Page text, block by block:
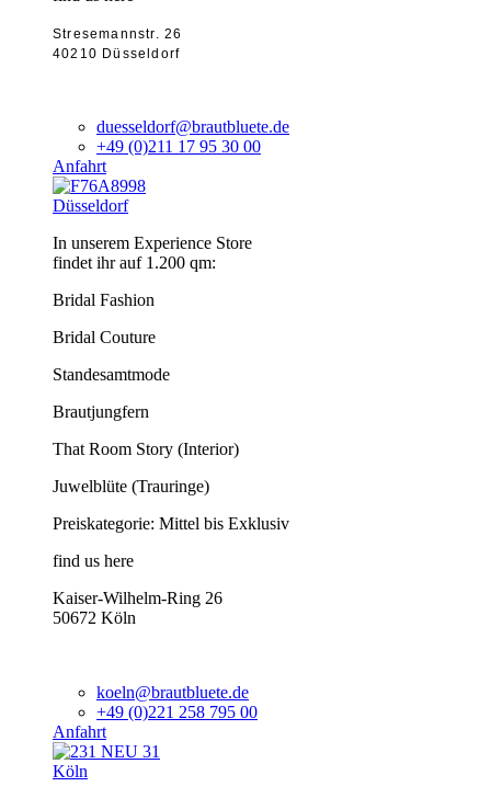
Stresemannstr. 26
40210 Düsseldorf
duesseldorf@brautbluete.de
+49 (0)211 17 95 30 00
Anfahrt
Düsseldorf
In unserem Experience Store
findet ihr auf 1.200 qm:
Bridal Fashion
Bridal Couture
Standesamtmode
Brautjungfern
That Room Story (Interior)
Juwelblüte (Trauringe)
Preiskategorie: Mittel bis Exklusiv
find us here
Kaiser-Wilhelm-Ring 26
50672 Köln
koeln@brautbluete.de
+49 (0)221 258 795 00
Anfahrt
Köln